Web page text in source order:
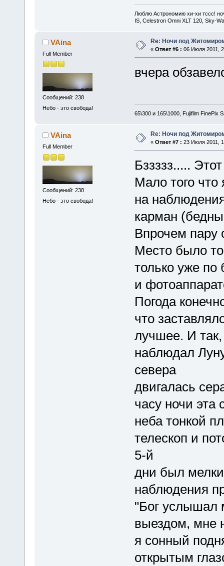
Люблю Астрономию хи-хи тссс!
IS, Celestron Omni XLT 120, Sky-
VAina
Full Member
Сообщений: 238
Небо - это свобода!
Re: Ночи под
« Ответ #6 : 06 Июля 2011,
вчера
65\300 и 165\1000, Fujifilm FinePix
VAina
Full Member
Сообщений: 238
Небо - это свобода!
Re: Ночи под
« Ответ #7 : 23 Июля 2011,
Бззззз.....
Мало того что
на
карман
Впрочем пару
Место было
только уже по
и
Погода
что
лучшее. И
наблюдал
севера
двигалась
часу ночи эта
неба тонкой
телескоп и
5-й
дни был
наблюдения
"Бог услышал
выездом, мне
я сонный
открытым